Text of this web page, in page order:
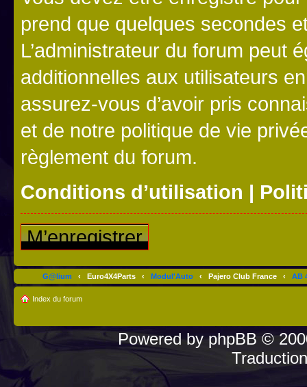
prend que quelques secondes
L’administrateur du forum peut
additionnelles aux utilisateurs
assurez-vous d’avoir pris
et de notre politique de vie
règlement du forum.
Conditions d’utilisation |
M’enregistrer
G@lium ‹ Euro4X4Parts ‹ Modul'Auto ‹ Pajero Club France ‹ AB
Index du forum
Powered byphpBB©